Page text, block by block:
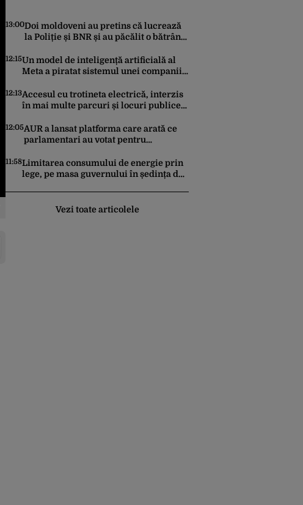
13:00Doi moldoveni au pretins că lucrează
la Poliție și BNR și au păcălit o bătrână
Cum au fost prinși
12:15Un model de inteligență artificială al
Meta a piratat sistemul unei companii
timpul unui test de securitate
12:13Accesul cu trotineta electrică, interzis
în mai multe parcuri și locuri publice
premieră, iar amenzile sunt
usturătoare
12:05AUR a lansat platforma care arată ce
parlamentari au votat pentru
11:58Limitarea consumului de energie prin
lege, pe masa guvernului în ședința de
cutremur sau conflict armat
Vezi toate articolele